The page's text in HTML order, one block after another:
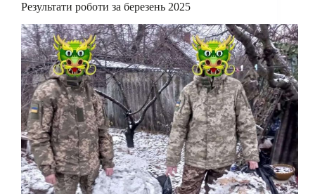
Результати роботи за березень 2025